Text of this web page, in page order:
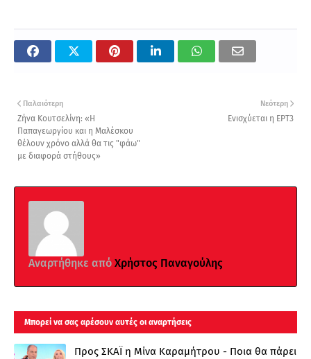
Νεότερη
Ενισχύεται η ΕΡΤ3
Παλαιότερη
Ζήνα Κουτσελίνη: «Η
Παπαγεωργίου και η Μαλέσκου
θέλουν χρόνο αλλά θα τις "φάω"
με διαφορά στήθους»
Αναρτήθηκε από Χρήστος Παναγούλης
Μπορεί να σας αρέσουν αυτές οι αναρτήσεις
Προς ΣΚΑΪ η Μίνα Καραμήτρου - Ποια θα πάρει